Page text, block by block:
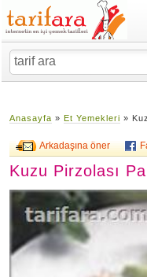
Anasayfa » Et Yemekleri »
Arkadaşına öner
Kuzu Pirzolası